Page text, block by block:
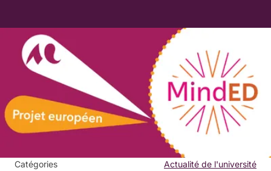
Agrandir
Catégories
Actualité de l'université